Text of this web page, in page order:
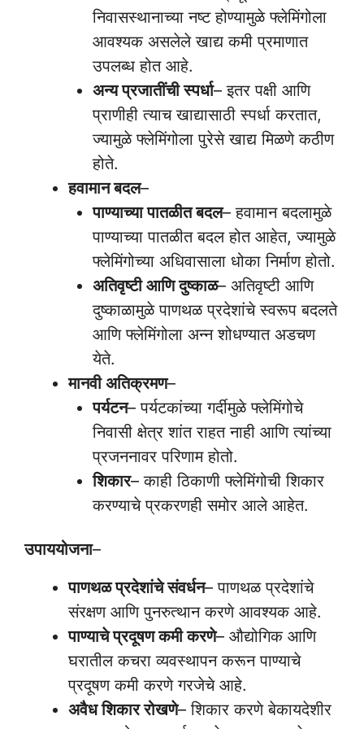
निवासस्थानाच्या नष्ट होण्यामुळे फ्लेमिंगोला
आवश्यक असलेले खाद्य कमी प्रमाणात
उपलब्ध होत आहे.
अन्य प्रजातींची स्पर्धा– इतर पक्षी आणि
प्राणीही त्याच खाद्यासाठी स्पर्धा करतात,
ज्यामुळे फ्लेमिंगोला पुरेसे खाद्य मिळणे कठीण
होते.
हवामान बदल–
पाण्याच्या पातळीत बदल– हवामान बदलामुळे
पाण्याच्या पातळीत बदल होत आहेत, ज्यामुळे
फ्लेमिंगोच्या अधिवासाला धोका निर्माण होतो.
अतिवृष्टी आणि दुष्काळ– अतिवृष्टी आणि
दुष्काळामुळे पाणथळ प्रदेशांचे स्वरूप बदलते
आणि फ्लेमिंगोला अन्न शोधण्यात अडचण
येते.
मानवी अतिक्रमण–
पर्यटन– पर्यटकांच्या गर्दीमुळे फ्लेमिंगोचे
निवासी क्षेत्र शांत राहत नाही आणि त्यांच्या
प्रजननावर परिणाम होतो.
शिकार– काही ठिकाणी फ्लेमिंगोची शिकार
करण्याचे प्रकरणही समोर आले आहेत.
उपाययोजना–
पाणथळ प्रदेशांचे संवर्धन– पाणथळ प्रदेशांचे
संरक्षण आणि पुनरुत्थान करणे आवश्यक आहे.
पाण्याचे प्रदूषण कमी करणे– औद्योगिक आणि
घरातील कचरा व्यवस्थापन करून पाण्याचे
प्रदूषण कमी करणे गरजेचे आहे.
अवैध शिकार रोखणे– शिकार करणे बेकायदेशीर